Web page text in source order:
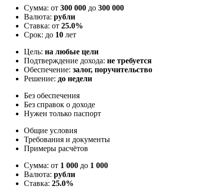
Сумма: от 300 000 до 300 000
Валюта: рубли
Ставка: от 25.0%
Срок: до 10 лет
Цель: на любые цели
Подтверждение дохода: не требуется
Обеспечение: залог, поручительство
Решение: до недели
Без обеспечения
Без справок о доходе
Нужен только паспорт
Общие условия
Требования и документы
Примеры расчётов
Сумма: от 1 000 до 1 000
Валюта: рубли
Ставка: 25.0%